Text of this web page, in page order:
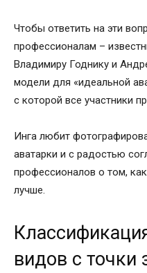
Чтобы ответить на эти
профессионалам –
Владимиру Годнику и
модели для «идеальной
с которой все участники
Инга любит
аватарки и с радостью
профессионалов о том,
лучше.
видов с точки